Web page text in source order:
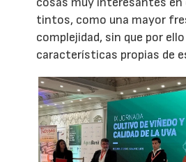
tintos, como una mayor
complejidad, sin que por
características propias de